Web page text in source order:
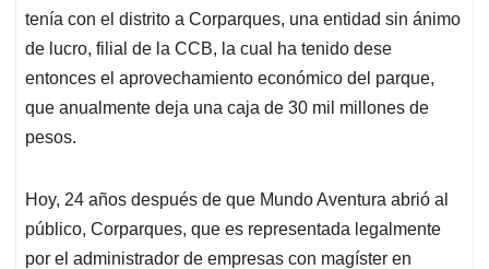
tenía con el distrito a Corparques, una entidad sin ánimo
de lucro, filial de la CCB, la cual ha tenido dese
entonces el aprovechamiento económico del parque,
que anualmente deja una caja de 30 mil millones de
pesos.
Hoy, 24 años después de que Mundo Aventura abrió al
público, Corparques, que es representada legalmente
por el administrador de empresas con magíster en